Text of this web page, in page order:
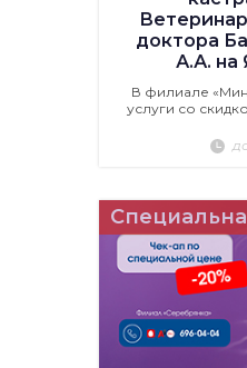
доктора
А.А. на
В филиале
услуги со